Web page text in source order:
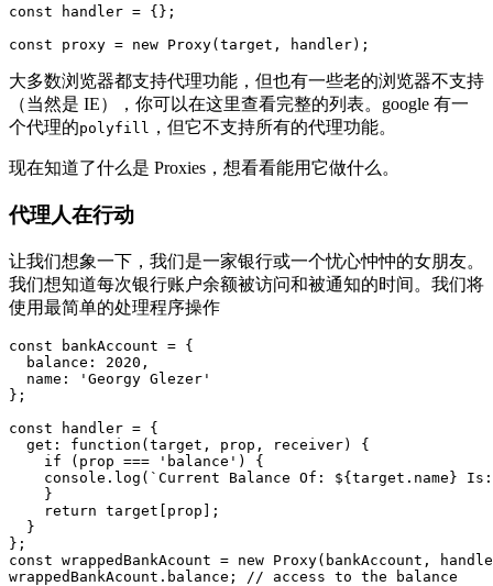
const handler = {};
const proxy = new Proxy(target, handler);
大多数浏览器都支持代理功能，但也有一些老的浏览器不支持
（当然是 IE），你可以在这里查看完整的列表。google 有一
个代理的polyfill ，但它不支持所有的代理功能。
现在知道了什么是 Proxies，想看看能用它做什么。
代理人在行动
让我们想象一下，我们是一家银行或一个忧心忡忡的女朋友。
我们想知道每次银行账户余额被访问和被通知的时间。我们将
使用最简单的处理程序操作
const bankAccount = {
  balance: 2020,
  name: 'Georgy Glezer'
};
const handler = {
  get: function(target, prop, receiver) {
    if (prop === 'balance') {
console.log(`Current Balance Of: ${target.name}
    }
    return target[prop];
  }
};
const wrappedBankAcount = new Proxy(bankAccount,
wrappedBankAcount.balance; // access to the balance